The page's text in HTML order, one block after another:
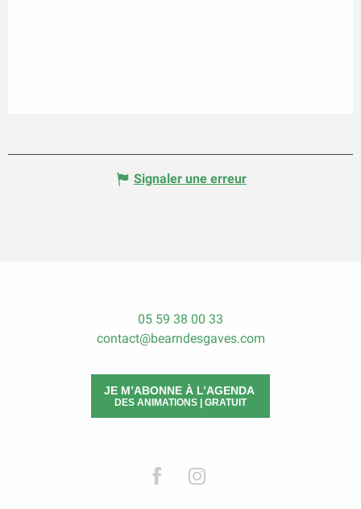
Signaler une erreur
05 59 38 00 33
contact@bearndesgaves.com
JE M’ABONNE À L’AGENDA
DES ANIMATIONS | GRATUIT